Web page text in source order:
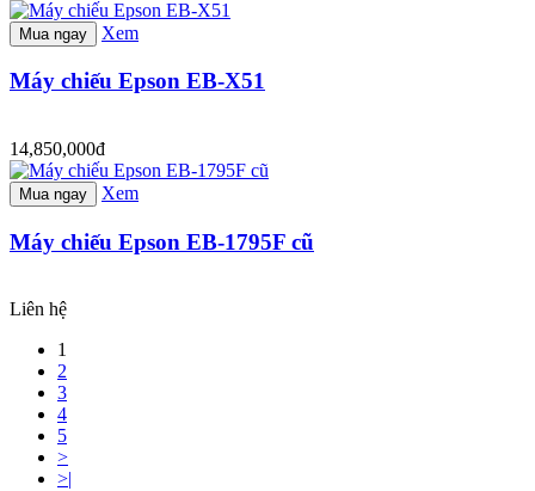
Mua ngay Xem
Máy chiếu Epson EB-X51
14,850,000đ
Mua ngay Xem
Máy chiếu Epson EB-1795F cũ
Liên hệ
1
2
3
4
5
>
>|